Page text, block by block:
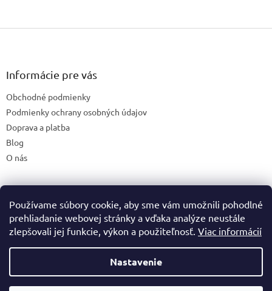
Používame súbory cookie, aby sme vám umožnili pohodlné
prehliadanie webovej stránky a vďaka analýze neustále
zlepšovali jej funkcie, výkon a použiteľnosť. Viac informácií
Nastavenie
Z
Informácie pre vás
Obchodné podmienky
Podmienky ochrany osobných údajov
Doprava a platba
Blog
O nás
České stránky
Vytvoril Shoptet